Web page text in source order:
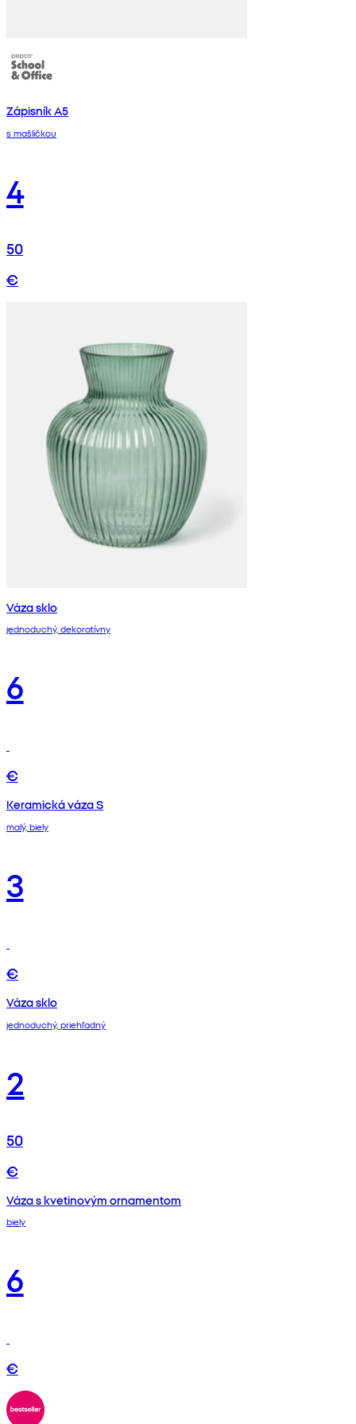
Zápisník A5
s mašličkou
4
50
€
Váza sklo
jednoduchý, dekoratívny
6
€
Keramická váza S
malý, biely
3
€
Váza sklo
jednoduchý, priehľadný
2
50
€
Váza s kvetinovým ornamentom
biely
6
€